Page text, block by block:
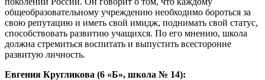
общеобразовательному учреждению необходимо бороться за
свою репутацию и иметь свой имидж, поднимать свой статус,
способствовать развитию учащихся. По его мнению, школа
должна стремиться воспитать и выпустить всесторонне
развитую личность.
Евгения Кругликова (6 «Б», школа № 14):